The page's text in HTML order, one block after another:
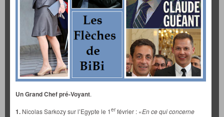
Un Grand Chef pré-Voyant.
1. Nicolas Sarkozy sur l’Egypte le 1erfévrier : «En ce qui concerne